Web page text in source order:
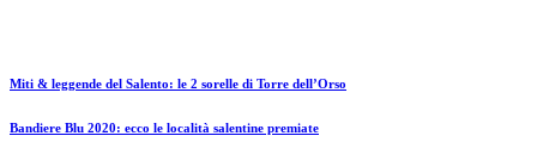
Miti & leggende del Salento: le 2 sorelle di Torre dell’Orso
Bandiere Blu 2020: ecco le località salentine premiate